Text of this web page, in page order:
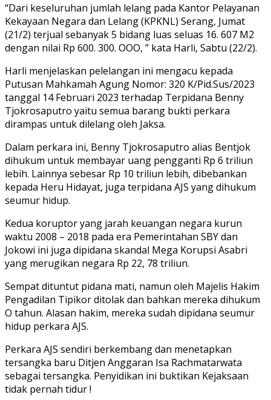
“Dari keseluruhan jumlah lelang pada Kantor Pelayanan
Kekayaan Negara dan Lelang (KPKNL) Serang, Jumat
(21/2) terjual sebanyak 5 bidang luas seluas 16. 607 M2
dengan nilai Rp 600. 300. OOO, ” kata Harli, Sabtu (22/2).
Harli menjelaskan pelelangan ini mengacu kepada
Putusan Mahkamah Agung Nomor: 320 K/Pid.Sus/2023
tanggal 14 Februari 2023 terhadap Terpidana Benny
Tjokrosaputro yaitu semua barang bukti perkara
dirampas untuk dilelang oleh Jaksa.
Dalam perkara ini, Benny Tjokrosaputro alias Bentjok
dihukum untuk membayar uang pengganti Rp 6 triliun
lebih. Lainnya sebesar Rp 10 triliun lebih, dibebankan
kepada Heru Hidayat, juga terpidana AJS yang dihukum
seumur hidup.
Kedua koruptor yang jarah keuangan negara kurun
waktu 2008 – 2018 pada era Pemerintahan SBY dan
Jokowi ini juga dipidana skandal Mega Korupsi Asabri
yang merugikan negara Rp 22, 78 triliun.
Sempat dituntut pidana mati, namun oleh Majelis Hakim
Pengadilan Tipikor ditolak dan bahkan mereka dihukum
O tahun. Alasan hakim, mereka sudah dipidana seumur
hidup perkara AJS.
Perkara AJS sendiri berkembang dan menetapkan
tersangka baru Ditjen Anggaran Isa Rachmatarwata
sebagai tersangka. Penyidikan ini buktikan Kejaksaan
tidak pernah tidur !